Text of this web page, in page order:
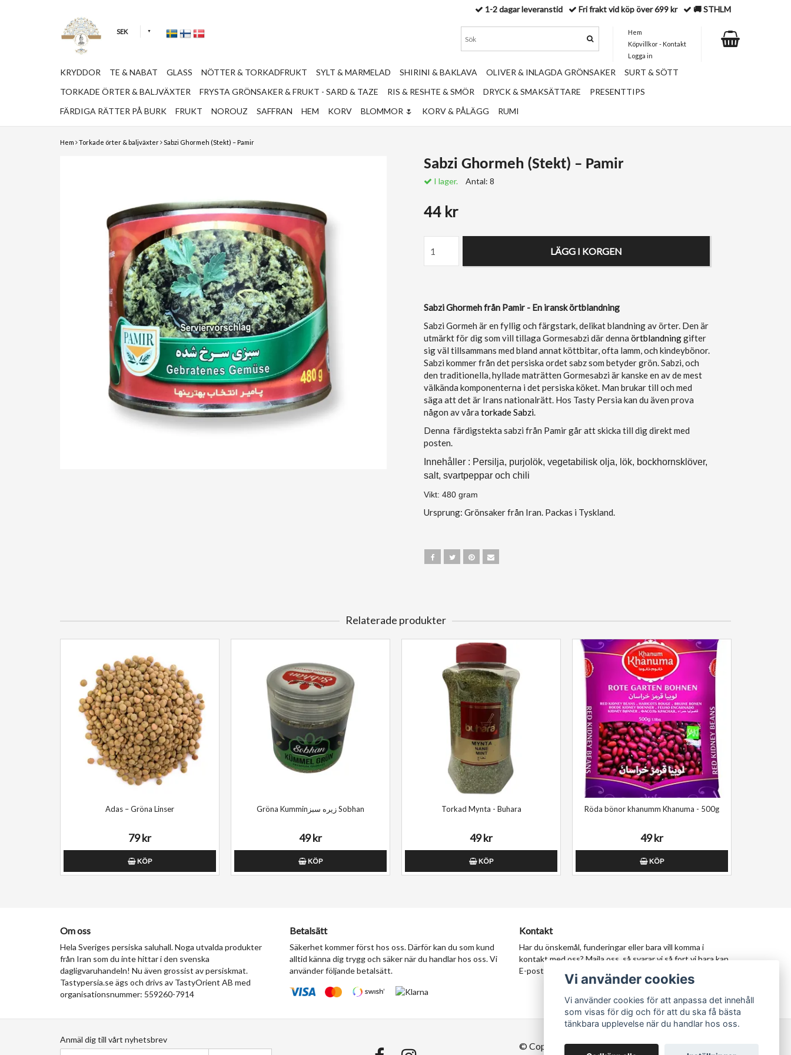
Hem Torkade örter & baljväxter Sabzi Ghormeh (Stekt) – Pamir
Sabzi Ghormeh (Stekt) – Pamir
I lager. Antal: 8
44 kr
LÄGG I KORGEN
Sabzi Ghormeh från Pamir - En iransk örtblandning
Sabzi Gormeh är en fyllig och färgstark, delikat blandning av örter. Den är
utmärkt för dig som vill tillaga Gormesabzi där denna örtblandninggifter
sig väl tillsammans med bland annat köttbitar, ofta lamm, och kindeybönor.
Sabzi kommer från det persiska ordet sabz som betyder grön. Sabzi, och
den traditionella, hyllade maträtten Gormesabzi är kanske en av de mest
välkända komponenterna i det persiska köket. Man brukar till och med
säga att det är Irans nationalrätt. Hos Tasty Persia kan du även prova
någon av våra torkade Sabzi.
Denna färdigstekta sabzi från Pamir går att skicka till dig direkt med
posten.
Innehåller : Persilja, purjolök, vegetabilisk olja, lök, bockhornsklöver,
salt, svartpeppar och chili
Vikt: 480 gram
Ursprung: Grönsaker från Iran. Packas i Tyskland.
Relaterade produkter
Adas – Gröna Linser
79 kr
KÖP
Gröna Kumminزیره سبز Sobhan
49 kr
KÖP
Torkad Mynta - Buhara
49 kr
KÖP
Röda bönor khanumm Khanuma - 500g
49 kr
KÖP
Om oss
Hela Sveriges persiska saluhall. Noga utvalda produkter
från Iran som du inte hittar i den svenska
dagligvaruhandeln! Nu även grossist av persiskmat.
Tastypersia.se ägs och drivs av TastyOrient AB med
organisationsnummer: 559260-7914
Betalsätt
Säkerhet kommer först hos oss. Därför kan du som kund
alltid känna dig trygg och säker när du handlar hos oss. Vi
använder följande betalsätt.
Kontakt
Har du önskemål, funderingar eller bara vill komma i
kontakt med oss? Maila oss, så svarar vi så fort vi bara kan.
E-postadress:
Anmäl dig till vårt nyhetsbrev
© Copyright TastyPersia - Hela Sveriges persiska
Vi använder cookies
Vi använder cookies för att anpassa det innehåll
som visas för dig och för att du ska få bästa
tänkbara upplevelse när du handlar hos oss.
SEK
1-2 dagar leveranstid Fri frakt vid köp över 699 kr 🚚 STHLM
Hem
Köpvillkor - Kontakt
Logga in
KRYDDOR TE & NABAT GLASS NÖTTER & TORKADFRUKT SYLT & MARMELAD SHIRINI & BAKLAVA OLIVER & INLAGDA GRÖNSAKER
SURT & SÖTT
TORKADE ÖRTER & BALJVÄXTER
FRYSTA GRÖNSAKER & FRUKT - SARD & TAZE RIS & RESHTE & SMÖR DRYCK & SMAKSÄTTARE
PRESENTTIPS
FÄRDIGA RÄTTER PÅ BURK
FRUKT NOROUZ SAFFRAN HEM KORV BLOMMOR 🌷 KORV & PÅLÄGG RUMI